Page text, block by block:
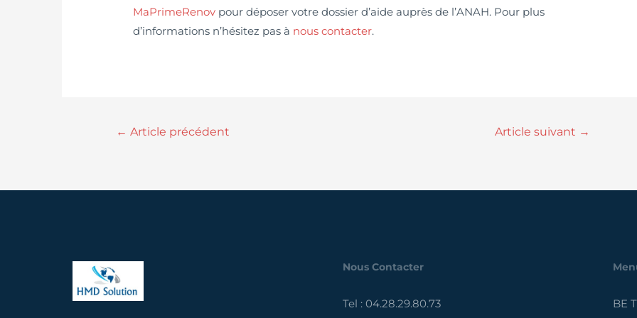
MaPrimeRenov pour déposer votre dossier d’aide auprès de l’ANAH. Pour plus
d’informations n’hésitez pas à nous contacter.
← Article précédent Article suivant →
Nous Contacter
Tel : 04.28.29.80.73
BE